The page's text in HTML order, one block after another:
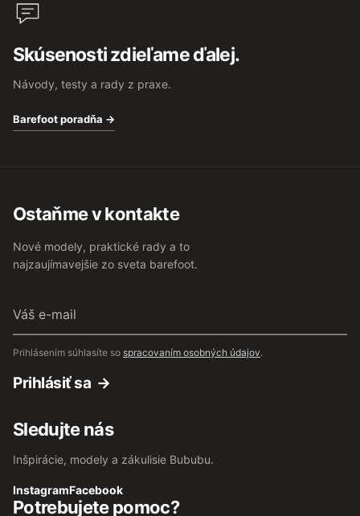
Skúsenosti zdieľame ďalej.
Návody, testy a rady z praxe.
Barefoot poradňa →
Ostaňme v kontakte
Nové modely, praktické rady a to
najzaujímavejšie zo sveta barefoot.
e-
mail
Prihlásením súhlasíte so spracovaním osobných údajov.
Prihlásiť sa
Sledujte nás
Inšpirácie, modely a zákulisie Bububu.
InstagramFacebook
Potrebujete pomoc?